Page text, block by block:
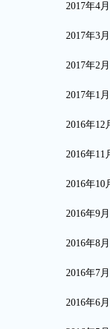
2017年4月
2017年3月
2017年2月
2017年1月
2016年12
2016年11
2016年10
2016年9月
2016年8月
2016年7月
2016年6月